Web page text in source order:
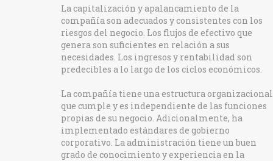
La capitalización y apalancamiento de la
compañía son adecuados y consistentes con los
riesgos del negocio. Los flujos de efectivo que
genera son suficientes en relación a sus
necesidades. Los ingresos y rentabilidad son
predecibles a lo largo de los ciclos económicos.
La compañía tiene una estructura organizacional
que cumple y es independiente de las funciones
propias de su negocio. Adicionalmente, ha
implementado estándares de gobierno
corporativo. La administración tiene un buen
grado de conocimiento y experiencia en la